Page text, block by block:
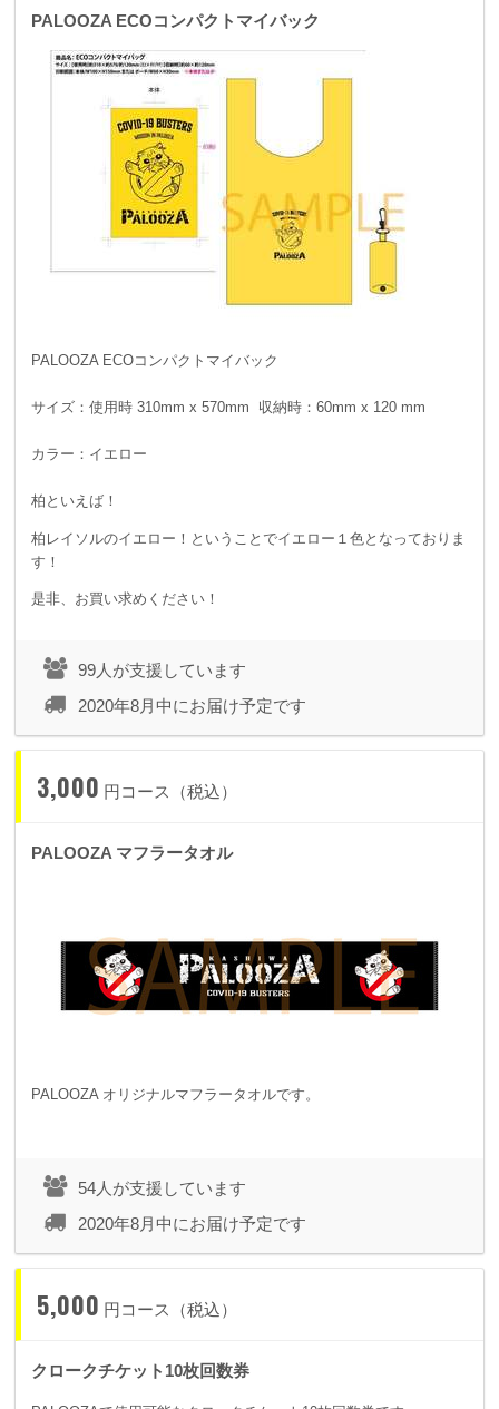
PALOOZA ECOコンパクトマイバック
PALOOZA ECOコンパクトマイバック
サイズ：使用時 310mm x 570mm 収納時：60mm x 120 mm
カラー：イエロー
柏といえば！
柏レイソルのイエロー！ということでイエロー１色となっておりま
す！
是非、お買い求めください！
99人が支援しています
2020年8月中にお届け予定です
3,000 円コース（税込）
PALOOZA マフラータオル
PALOOZA オリジナルマフラータオルです。
54人が支援しています
2020年8月中にお届け予定です
5,000 円コース（税込）
クロークチケット10枚回数券